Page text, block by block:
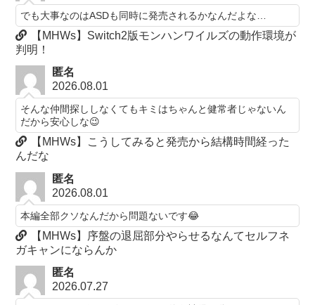
でも大事なのはASDも同時に発売されるかなんだよな…
【MHWs】Switch2版モンハンワイルズの動作環境が
判明！
匿名
2026.08.01
そんな仲間探ししなくてもキミはちゃんと健常者じゃないん
だから安心しな😉
【MHWs】こうしてみると発売から結構時間経った
んだな
匿名
2026.08.01
本編全部クソなんだから問題ないです😂
【MHWs】序盤の退屈部分やらせるなんてセルフネ
ガキャンにならんか
匿名
2026.07.27